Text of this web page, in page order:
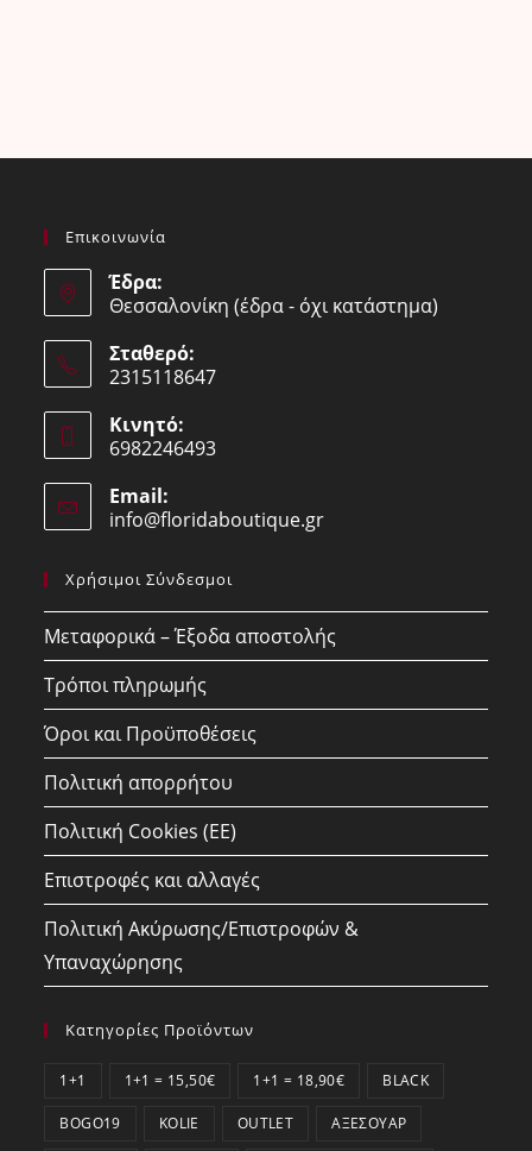
Επικοινωνία
Έδρα:
Θεσσαλονίκη (έδρα - όχι κατάστημα)
Σταθερό:
2315118647
in
your
application
Κινητό:
6982246493
in
your
Email:
info@floridaboutique.grOpens
Χρήσιμοι Σύνδεσμοι
Μεταφορικά – Έξοδα αποστολής
Τρόποι πληρωμής
Όροι και Προϋποθέσεις
Πολιτική απορρήτου
Πολιτική Cookies (ΕΕ)
Επιστροφές και αλλαγές
Πολιτική Ακύρωσης/Επιστροφών &
Υπαναχώρησης
Κατηγορίες Προϊόντων
1+1 1+1 = 15,50€ 1+1 = 18,90€ BLACK
BOGO19 KOLIE OUTLET ΑΞΕΣΟΥΆΡ